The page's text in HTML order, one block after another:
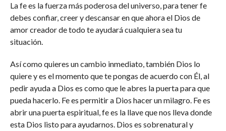
La fe es la fuerza más poderosa del universo, para tener fe
debes confiar, creer y descansar en que ahora el Dios de
amor creador de todo te ayudará cualquiera sea tu
situación.
Así como quieres un cambio inmediato, también Dios lo
quiere y es el momento que te pongas de acuerdo con Él, al
pedir ayuda a Dios es como que le abres la puerta para que
pueda hacerlo. Fe es permitir a Dios hacer un milagro. Fe es
abrir una puerta espiritual, fe es la llave que nos lleva donde
esta Dios listo para ayudarnos. Dios es sobrenatural y